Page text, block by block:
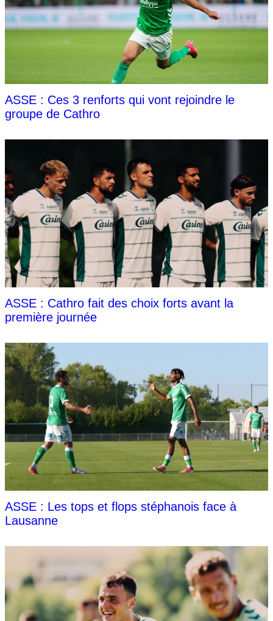
ASSE : Ces 3 renforts qui vont rejoindre le
groupe de Cathro
ASSE : Cathro fait des choix forts avant la
première journée
ASSE : Les tops et flops stéphanois face à
Lausanne